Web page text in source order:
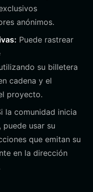
anónimos.
Puede rastrear
su billetera
cadena y el
proyecto.
la comunidad inicia
usar su
que emitan su
en la dirección